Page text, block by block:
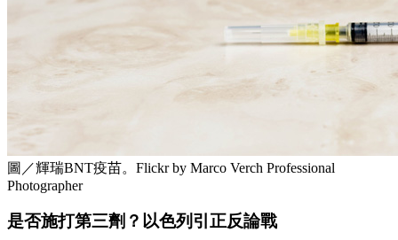
圖／輝瑞BNT疫苗。Flickr by Marco Verch Professional
Photographer
是否施打第三劑？以色列引正反論戰